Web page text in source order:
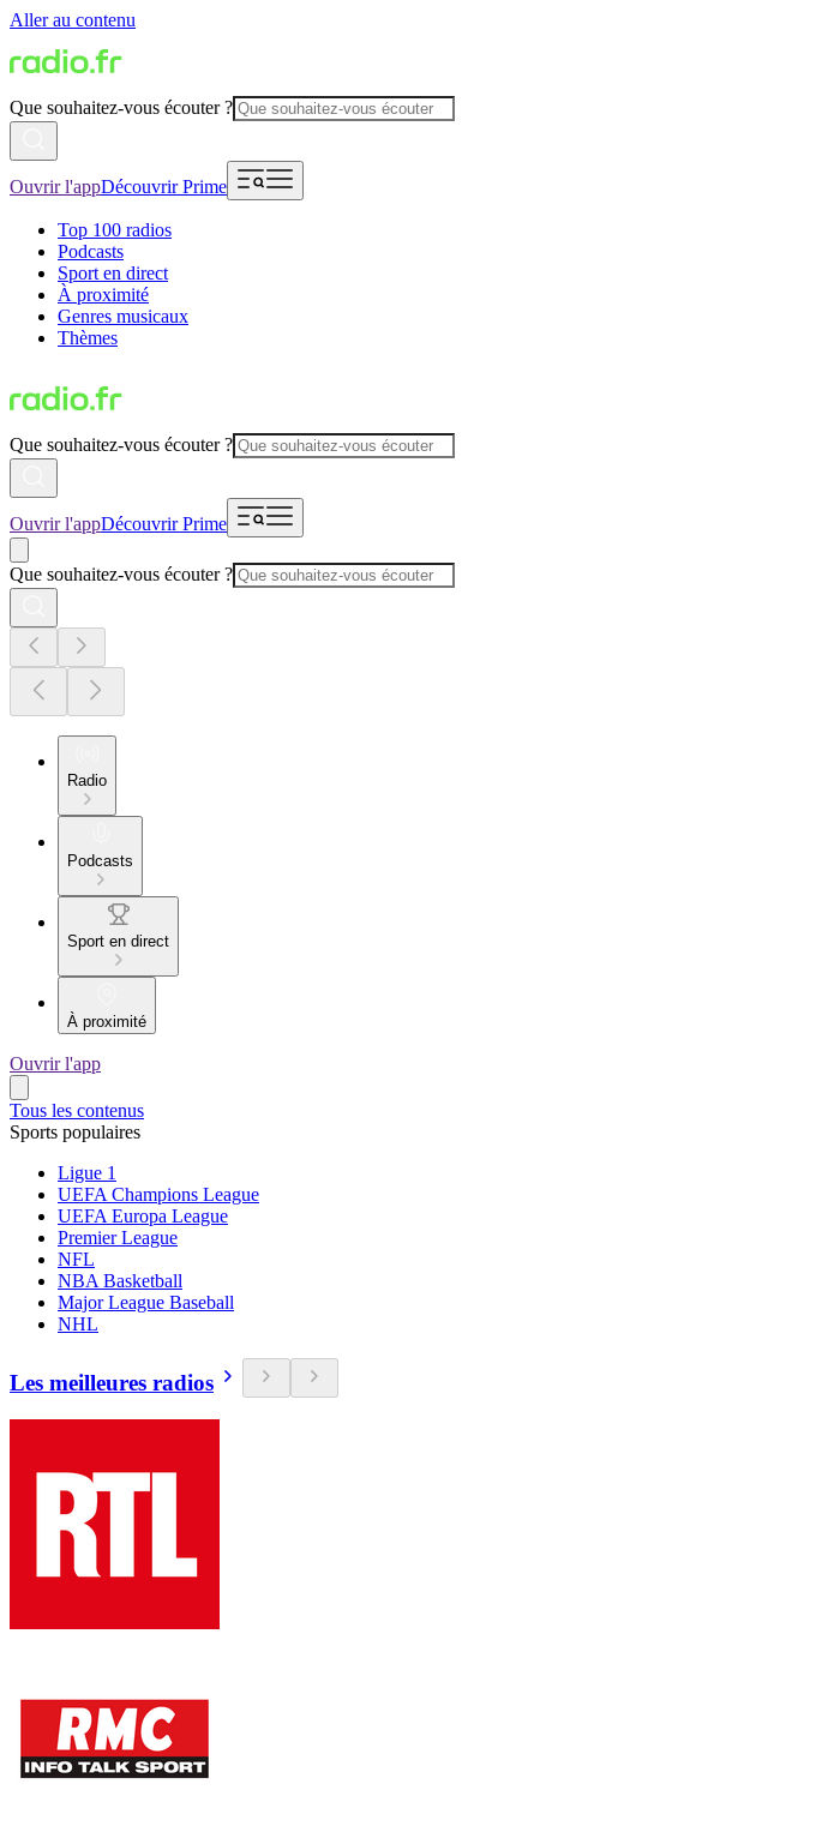
Aller au contenu
Que souhaitez-vous écouter ?
Ouvrir l'appDécouvrir Prime
Top 100 radios
Podcasts
Sport en direct
À proximité
Genres musicaux
Thèmes
Que souhaitez-vous écouter ?
Ouvrir l'appDécouvrir Prime
Que souhaitez-vous écouter ?
Radio
Podcasts
Sport en direct
À proximité
Ouvrir l'app
Tous les contenus
Sports populaires
Ligue 1
UEFA Champions League
UEFA Europa League
Premier League
NFL
NBA Basketball
Major League Baseball
NHL
Les meilleures radios